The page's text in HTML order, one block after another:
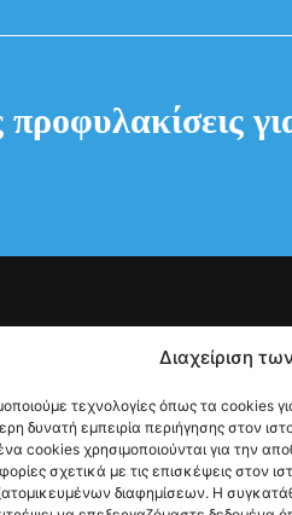
Διαχείριση
τεχνολογίες όπως τα cookies
δυνατή εμπειρία περιήγησης στον
cookies χρησιμοποιούνται για την
σχετικά με τις επισκέψεις στον
διαφημίσεων. Η
Check